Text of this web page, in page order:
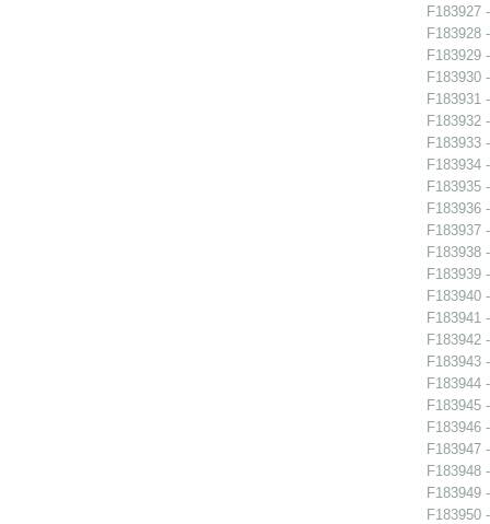
F183927
F183928
F183929
F183930
F183931
F183932
F183933
F183934
F183935
F183936
F183937
F183938
F183939
F183940
F183941
F183942
F183943
F183944
F183945
F183946
F183947
F183948
F183949
F183950